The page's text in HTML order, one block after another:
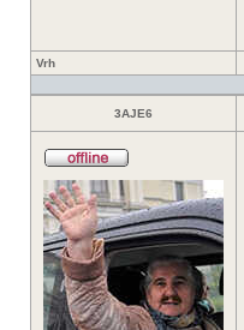
Vrh
3AJE6